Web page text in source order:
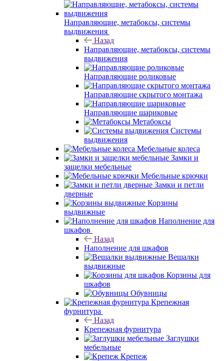
Направляющие, метабоксы, системы
выдвижения
Назад
Направляющие, метабоксы, системы
выдвижения
Направляющие роликовые
Направляющие скрытого монтажа
Направляющие шариковые
Метабоксы
Системы
выдвижения
Мебельные колеса
Замки и
защелки мебельные
Мебельные крючки
Замки и петли
дверные
Корзины
выдвижные
Наполнение для
шкафов
Назад
Наполнение для шкафов
Вешалки
выдвижные
Корзины для
шкафов
Обувницы
Крепежная
фурнитура
Назад
Крепежная фурнитура
Заглушки
мебельные
Крепеж